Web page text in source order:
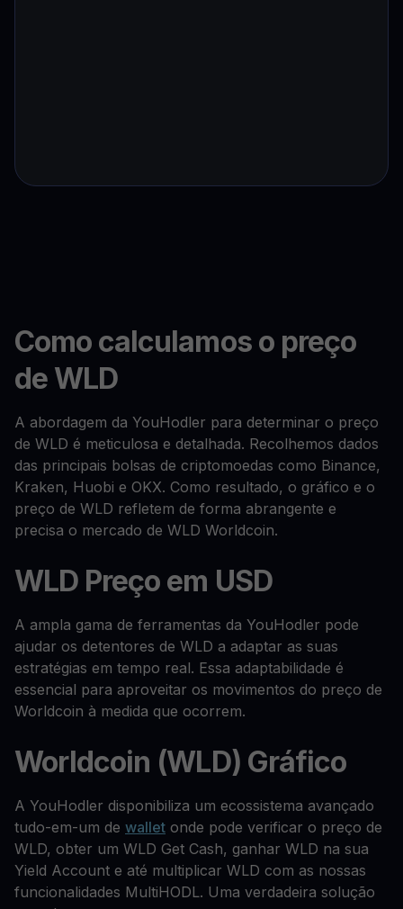
Como calculamos o preço
de WLD
A abordagem da YouHodler para determinar o preço
de WLD é meticulosa e detalhada. Recolhemos dados
das principais bolsas de criptomoedas como Binance,
Kraken, Huobi e OKX. Como resultado, o gráfico e o
preço de WLD refletem de forma abrangente e
precisa o mercado de WLD Worldcoin.
WLD Preço em USD
A ampla gama de ferramentas da YouHodler pode
ajudar os detentores de WLD a adaptar as suas
estratégias em tempo real. Essa adaptabilidade é
essencial para aproveitar os movimentos do preço de
Worldcoin à medida que ocorrem.
Worldcoin (WLD) Gráfico
A YouHodler disponibiliza um ecossistema avançado
tudo-em-um de wallet onde pode verificar o preço de
WLD, obter um WLD Get Cash, ganhar WLD na sua
Yield Account e até multiplicar WLD com as nossas
funcionalidades MultiHODL. Uma verdadeira solução